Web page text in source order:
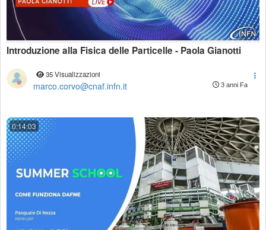
Introduzione alla Fisica delle Particelle - Paola Gianotti
35 Visualizzazioni
marco.corvo@cnaf.infn.it 3 anni Fa
0:14:03